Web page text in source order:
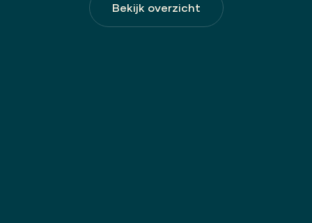
Bekijk overzicht